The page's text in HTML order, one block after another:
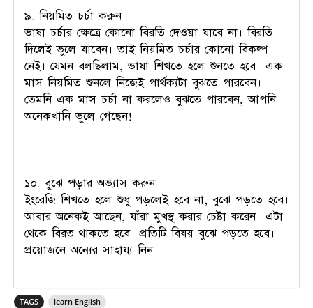
৯. নিয়মিত চর্চা করুন
ভাষা চর্চার ক্ষেত্রে কোনো বিরতি দেওয়া যাবে না। বিরতি
দিলেই ভুলে যাবেন। তাই নিয়মিত চর্চার কোনো বিকল্প
নেই। যেমন বলছিলাম, ভাষা শিখতে হলে শুনতে হবে। এক
মাস নিয়মিত শুনলে নিজেই পার্থক্যটা বুঝতে পারবেন।
তেমনি এক মাস চর্চা না করলেও বুঝতে পারবেন, আপনি
অনেকখানি ভুলে গেছেন!
১০. বুঝে পড়ার অভ্যাস করুন
ইংরেজি শিখতে হলে শুধু পড়লেই হবে না, বুঝে পড়তে হবে।
আবার অনেকই আছেন, যাঁরা মুখস্থ করার চেষ্টা করেন। এটা
থেকে বিরত থাকতে হবে। প্রতিটি বিষয় বুঝে পড়তে হবে।
প্রয়োজনে অন্যের সাহায্য নিন।
TAGS learn English